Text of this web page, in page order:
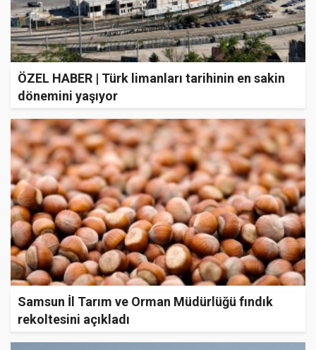
ÖZEL HABER | Türk limanları tarihinin en sakin
dönemini yaşıyor
Samsun İl Tarım ve Orman Müdürlüğü fındık
rekoltesini açıkladı